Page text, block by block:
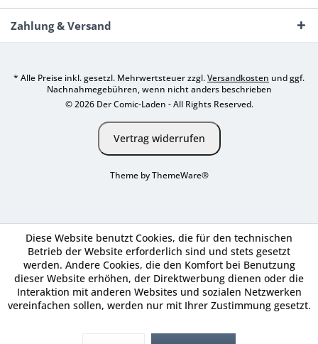
Zahlung & Versand
* Alle Preise inkl. gesetzl. Mehrwertsteuer zzgl.Versandkosten und ggf.
Nachnahmegebühren, wenn nicht anders beschrieben
© 2026 Der Comic-Laden - All Rights Reserved.
Vertrag widerrufen
Theme byThemeWare®
Diese Website benutzt Cookies, die für den technischen
Betrieb der Website erforderlich sind und stets gesetzt
werden. Andere Cookies, die den Komfort bei Benutzung
dieser Website erhöhen, der Direktwerbung dienen oder die
Interaktion mit anderen Websites und sozialen Netzwerken
vereinfachen sollen, werden nur mit Ihrer Zustimmung gesetzt.